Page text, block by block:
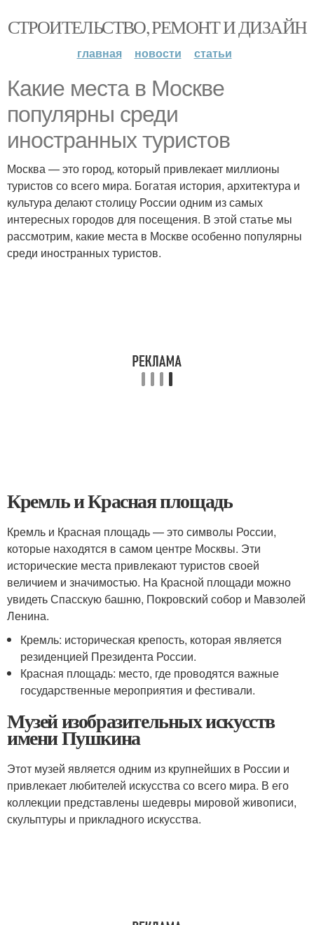
СТРОИТЕЛЬСТВО, РЕМОНТ И ДИЗАЙН
главная новости статьи
Какие места в Москве
популярны среди
иностранных туристов
Москва — это город, который привлекает миллионы
туристов со всего мира. Богатая история, архитектура и
культура делают столицу России одним из самых
интересных городов для посещения. В этой статье мы
рассмотрим, какие места в Москве особенно популярны
среди иностранных туристов.
Кремль и Красная площадь
Кремль и Красная площадь — это символы России,
которые находятся в самом центре Москвы. Эти
исторические места привлекают туристов своей
величием и значимостью. На Красной площади можно
увидеть Спасскую башню, Покровский собор и Мавзолей
Ленина.
Кремль: историческая крепость, которая является
резиденцией Президента России.
Красная площадь: место, где проводятся важные
государственные мероприятия и фестивали.
Музей изобразительных искусств
имени Пушкина
Этот музей является одним из крупнейших в России и
привлекает любителей искусства со всего мира. В его
коллекции представлены шедевры мировой живописи,
скульптуры и прикладного искусства.